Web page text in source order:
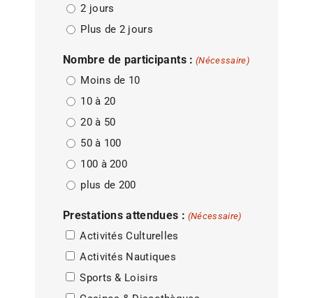
2 jours
Plus de 2 jours
Nombre de participants : (Nécessaire)
Moins de 10
10 à 20
20 à 50
50 à 100
100 à 200
plus de 200
Prestations attendues : (Nécessaire)
Activités Culturelles
Activités Nautiques
Sports & Loisirs